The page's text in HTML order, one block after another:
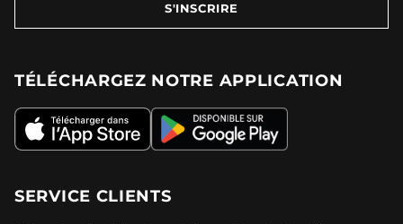
S'INSCRIRE
TÉLÉCHARGEZ NOTRE APPLICATION
SERVICE CLIENTS